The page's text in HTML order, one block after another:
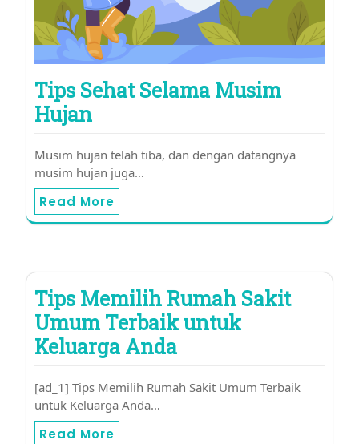
Tips Sehat Selama Musim
Hujan
Musim hujan telah tiba, dan dengan datangnya
musim hujan juga…
Read More
Tips Memilih Rumah Sakit
Umum Terbaik untuk
Keluarga Anda
[ad_1] Tips Memilih Rumah Sakit Umum Terbaik
untuk Keluarga Anda…
Read More